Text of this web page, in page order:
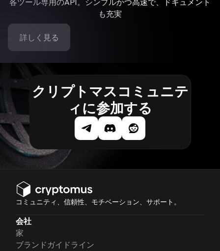
各ツール専用のAPI。シンプルかつ高速で、ドキュメント
も充実
詳しく見る
クリプトマスコミュニテ
ィに参加する
コミュニティ、信頼性、モチベーション、サポート。
会社
家
ブランドガイドライン